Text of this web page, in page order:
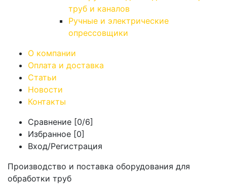
труб и каналов
Ручные и электрические
опрессовщики
О компании
Оплата и доставка
Статьи
Новости
Контакты
Сравнение [0/6]
Избранное [0]
Вход/Регистрация
Производство и поставка оборудования для
обработки труб